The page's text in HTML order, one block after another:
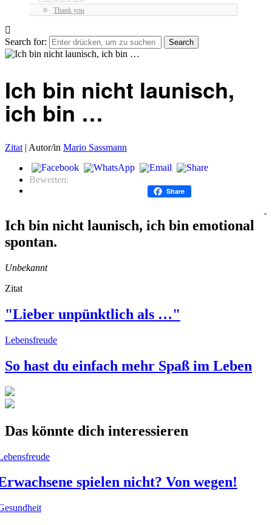
Thank you
Search for:
Ich bin nicht launisch,
ich bin …
Zitat | Autor/in Mario Sassmann
Bewerten:
Share
Ich bin nicht launisch, ich bin emotional
spontan.
Unbekannt
Zitat
"Lieber unpünktlich als …"
Lebensfreude
So hast du einfach mehr Spaß im Leben
Das könnte dich interessieren
spielen nicht? Von wegen!